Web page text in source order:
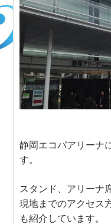
静岡エコパアリーナ
す。
スタンド、アリーナ
現地までのアクセス
も紹介しています。